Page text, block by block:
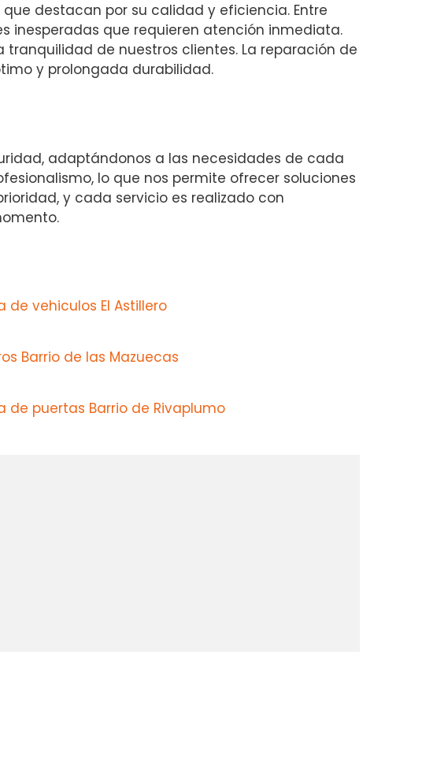
destacan por su calidad y eficiencia. Entre
inesperadas que requieren atención inmediata.
de nuestros clientes. La reparación de
y prolongada durabilidad.
adaptándonos a las necesidades de cada
lo que nos permite ofrecer soluciones
y cada servicio es realizado con
de vehiculos El Astillero
Barrio de las Mazuecas
de puertas Barrio de Rivaplumo